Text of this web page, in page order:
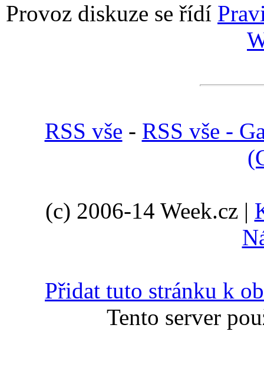
Provoz diskuze se řídí
RSS vše - RSS vše -
(c) 2006-14 Week.cz |
Přidat tuto stránku k
Tento server